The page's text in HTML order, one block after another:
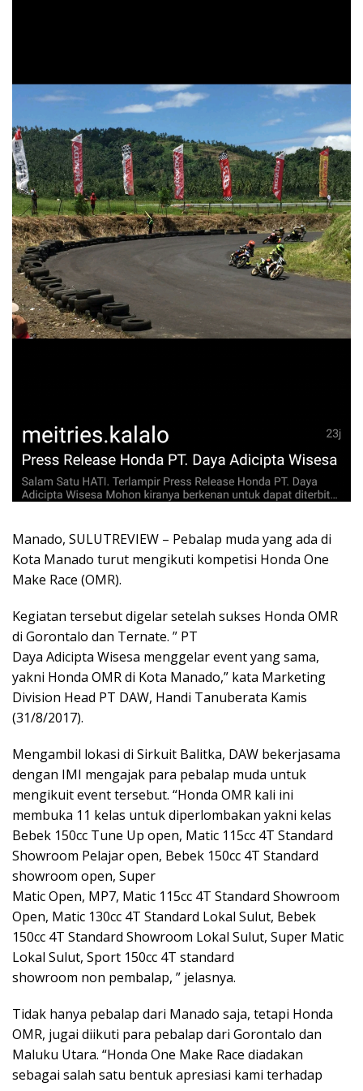
Manado, SULUTREVIEW – Pebalap muda yang ada di
Kota Manado turut mengikuti kompetisi Honda One
Make Race (OMR).
Kegiatan tersebut digelar setelah sukses Honda OMR
di Gorontalo dan Ternate. ” PT
Daya Adicipta Wisesa menggelar event yang sama,
yakni Honda OMR di Kota Manado,” kata Marketing
Division Head PT DAW, Handi Tanuberata Kamis
(31/8/2017).
Mengambil lokasi di Sirkuit Balitka, DAW bekerjasama
dengan IMI mengajak para pebalap muda untuk
mengikuit event tersebut. “Honda OMR kali ini
membuka 11 kelas untuk diperlombakan yakni kelas
Bebek 150cc Tune Up open, Matic 115cc 4T Standard
Showroom Pelajar open, Bebek 150cc 4T Standard
showroom open, Super
Matic Open, MP7, Matic 115cc 4T Standard Showroom
Open, Matic 130cc 4T Standard Lokal Sulut, Bebek
150cc 4T Standard Showroom Lokal Sulut, Super Matic
Lokal Sulut, Sport 150cc 4T standard
showroom non pembalap, ” jelasnya.
Tidak hanya pebalap dari Manado saja, tetapi Honda
OMR, jugai diikuti para pebalap dari Gorontalo dan
Maluku Utara. “Honda One Make Race diadakan
sebagai salah satu bentuk apresiasi kami terhadap